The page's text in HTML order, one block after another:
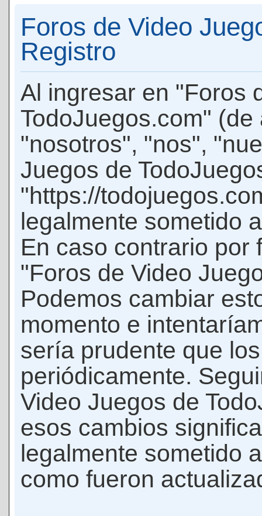
Foros de Video
Registro
Al ingresar en "Foros
TodoJuegos.com"
"nosotros", "nos",
Juegos de
"https://
legalmente sometido
En caso contrario por
"Foros de Video
Podemos cambiar
momento e
sería prudente que
periódicamente.
Video Juegos de
esos cambios
legalmente sometido
como fueron